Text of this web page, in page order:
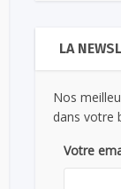
LA
Nos
dans votre
Votre